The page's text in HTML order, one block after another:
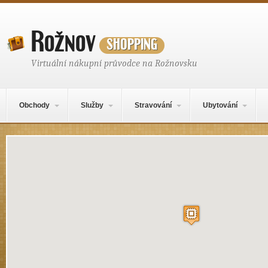
Rožnovshopping
Virtuální nákupní průvodce na Rožnovsku
Obchody Služby Stravování Ubytování
Místo